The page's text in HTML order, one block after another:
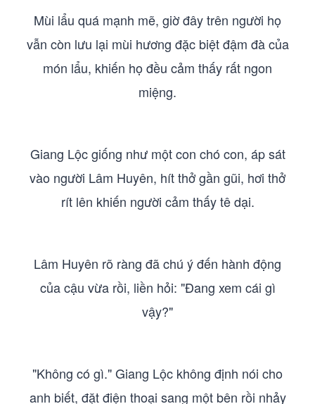
Mùi lẩu quá mạnh mẽ, giờ đây trên người họ
vẫn còn lưu lại mùi hương đặc biệt đậm đà của
món lẩu, khiến họ đều cảm thấy rất ngon
miệng.
Giang Lộc giống như một con chó con, áp sát
vào người Lâm Huyên, hít thở gần gũi, hơi thở
rít lên khiến người cảm thấy tê dại.
Lâm Huyên rõ ràng đã chú ý đến hành động
của cậu vừa rồi, liền hỏi: "Đang xem cái gì
vậy?"
"Không có gì." Giang Lộc không định nói cho
anh biết, đặt điện thoại sang một bên rồi nhảy